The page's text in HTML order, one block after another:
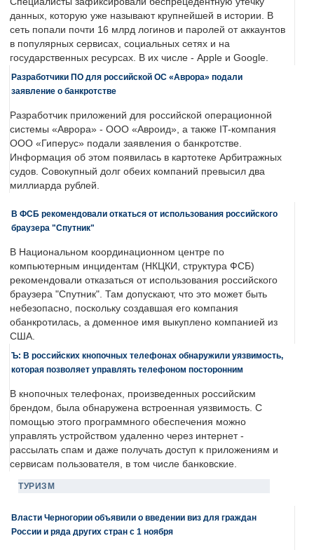
данных, которую уже называют крупнейшей в истории. В
сеть попали почти 16 млрд логинов и паролей от аккаунтов
в популярных сервисах, социальных сетях и на
государственных ресурсах. В их числе - Apple и Google.
Разработчики ПО для российской ОС «Аврора» подали
заявление о банкротстве
Разработчик приложений для российской операционной
системы «Аврора» - ООО «Авроид», а также IT-компания
ООО «Гиперус» подали заявления о банкротстве.
Информация об этом появилась в картотеке Арбитражных
судов. Совокупный долг обеих компаний превысил два
миллиарда рублей.
В ФСБ рекомендовали откаться от использования российского
браузера "Спутник"
В Национальном координационном центре по
компьютерным инцидентам (НКЦКИ, структура ФСБ)
рекомендовали отказаться от использования российского
браузера "Спутник". Там допускают, что это может быть
небезопасно, поскольку создавшая его компания
обанкротилась, а доменное имя выкуплено компанией из
США.
Ъ: В российских кнопочных телефонах обнаружили уязвимость,
которая позволяет управлять телефоном посторонним
В кнопочных телефонах, произведенных российским
брендом, была обнаружена встроенная уязвимость. С
помощью этого программного обеспечения можно
управлять устройством удаленно через интернет -
рассылать спам и даже получать доступ к приложениям и
сервисам пользователя, в том числе банковские.
ТУРИЗМ
Власти Черногории объявили о введении виз для граждан
России и ряда других стран с 1 ноября